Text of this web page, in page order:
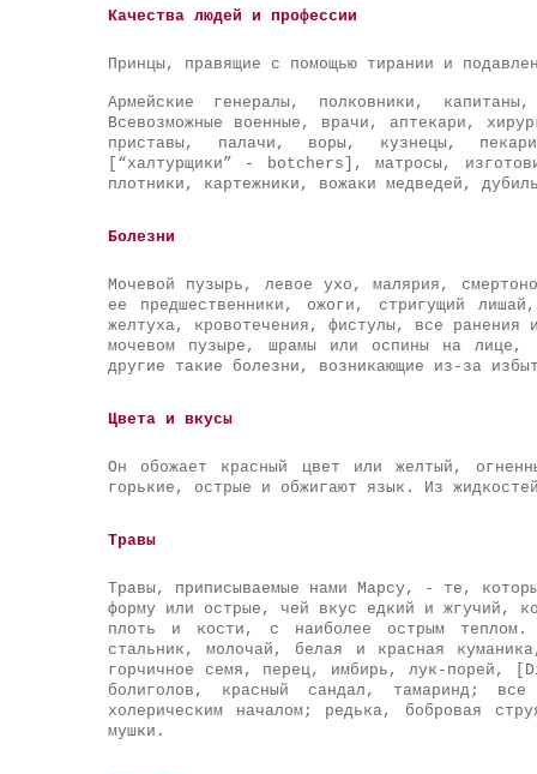
Качества людей и профессии
Принцы, правящие с помощью тирании и
Армейские генералы, полковники,
Всевозможные военные, врачи, аптекари,
приставы, палачи, воры, кузнецы,
[“халтурщики” - botchers], матросы,
плотники, картежники, вожаки медведей,
Болезни
Мочевой пузырь, левое ухо, малярия,
ее предшественники, ожоги, стригущий
желтуха, кровотечения, фистулы, все
мочевом пузыре, шрамы или оспины на лице,
другие такие болезни, возникающие из-за
Цвета и вкусы
Он обожает красный цвет или желтый,
горькие, острые и обжигают язык. Из
Травы
Травы, приписываемые нами Марсу, - те,
форму или острые, чей вкус едкий и жгучий,
плоть и кости, с наиболее острым
стальник, молочай, белая и красная
горчичное семя, перец, имбирь, лук-порей,
болиголов, красный сандал, тамаринд;
холерическим началом; редька, бобровая
мушки.